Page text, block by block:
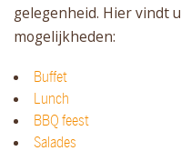
gelegenheid. Hier vindt
mogelijkheden:
Buffet
Lunch
BBQ feest
Salades